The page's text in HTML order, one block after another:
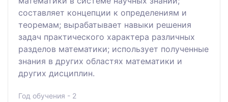
составляет концепции к определениям и
теоремам; вырабатывает навыки решения
задач практического характера различных
разделов математики; использует полученные
знания в других областях математики и
других дисциплин.
Год обучения - 2